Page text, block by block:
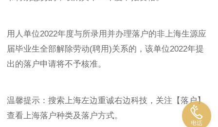
用人单位2022年度与所录用并办理落户的非上海生源应
届毕业生全部解除劳动(聘用)关系的，该单位2022年提
出的落户申请将不予核准。
温馨提示：搜索上海左边重诚右边科技，关注【落户】
查看上海落户种类及落户方式。